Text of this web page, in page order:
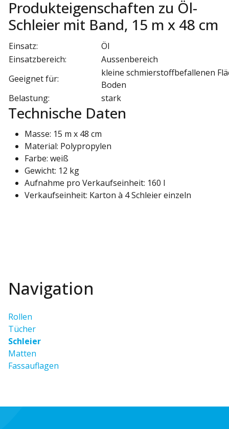
Navigation
Rollen
Tücher
Schleier
Matten
Fassauflagen
Produkteigenschaften zu Öl-
Schleier mit Band, 15 m x 48 cm
Einsatz:
Öl
Einsatzbereich:
Aussenbereich
Geeignet für:
kleine schmierstoffbefallenen
Boden
Belastung:
stark
Technische Daten
Masse: 15 m x 48 cm
Material: Polypropylen
Farbe: weiß
Gewicht: 12 kg
Aufnahme pro Verkaufseinheit: 160 l
Verkaufseinheit: Karton à 4 Schleier einzeln